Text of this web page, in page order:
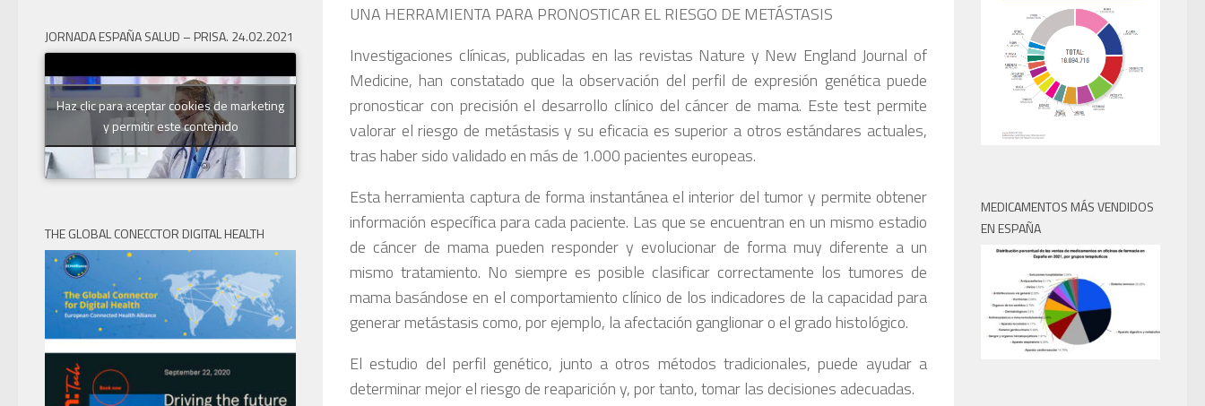
UNA HERRAMIENTA PARA PRONOSTICAR EL RIESGO DE METÁSTASIS
Investigaciones clínicas, publicadas en las revistas Nature y New England Journal of
Medicine, han constatado que la observación del perfil de expresión genética puede
pronosticar con precisión el desarrollo clínico del cáncer de mama. Este test permite
valorar el riesgo de metástasis y su eficacia es superior a otros estándares actuales,
tras haber sido validado en más de 1.000 pacientes europeas.
Esta herramienta captura de forma instantánea el interior del tumor y permite obtener
información específica para cada paciente. Las que se encuentran en un mismo estadio
de cáncer de mama pueden responder y evolucionar de forma muy diferente a un
mismo tratamiento. No siempre es posible clasificar correctamente los tumores de
mama basándose en el comportamiento clínico de los indicadores de la capacidad para
generar metástasis como, por ejemplo, la afectación ganglionar o el grado histológico.
El estudio del perfil genético, junto a otros métodos tradicionales, puede ayudar a
determinar mejor el riesgo de reaparición y, por tanto, tomar las decisiones adecuadas.
JORNADA ESPAÑA SALUD – PRISA. 24.02.2021
Haz clic para aceptar cookies de marketing
y permitir este contenido
THE GLOBAL CONECCTOR DIGITAL HEALTH
MEDICAMENTOS MÁS VENDIDOS
EN ESPAÑA